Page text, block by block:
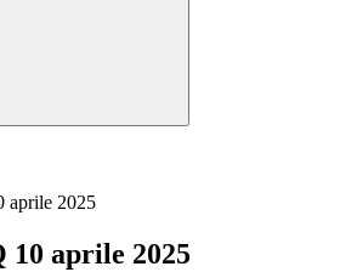
aprile 2025
10 aprile 2025